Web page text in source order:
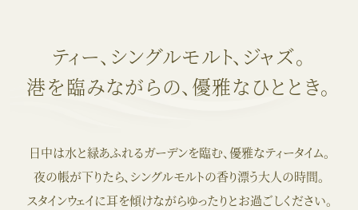
ティー、シングルモルト、ジャズ。
港を臨みながらの、優雅なひととき。
日中は水と緑あふれるガーデンを臨む、優雅なティータイム。
夜の帳が下りたら、シングルモルトの香り漂う大人の時間。
スタインウェイに耳を傾けながらゆったりとお過ごしください。